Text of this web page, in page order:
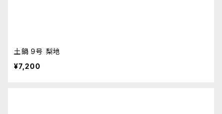
土鍋 9号 梨地
¥7,200